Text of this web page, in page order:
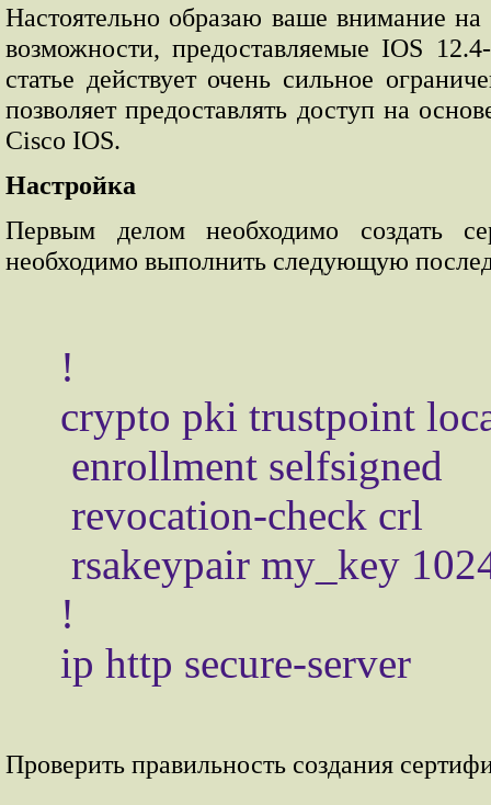
Настоятельно образаю ваше внимание на
возможности, предоставляемые IOS
статье действует очень сильное
позволяет предоставлять доступ на
Cisco IOS.
Настройка
Первым делом необходимо создать
необходимо выполнить следующую
!
crypto pki trustpoint
!
Проверить правильность создания